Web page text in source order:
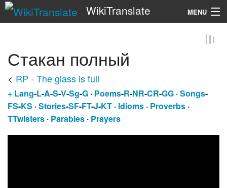
WikiTranslate MENU
Стакан полный
< RP - The glass is full
+ Lang-L-A-S-V-Sg-G · Poems-R-NR-CR-GG ·Songs-
FS-KS ·Stories-SF-FT-J-KT · Idioms · Proverbs ·
TTwisters · Parables · Prayers